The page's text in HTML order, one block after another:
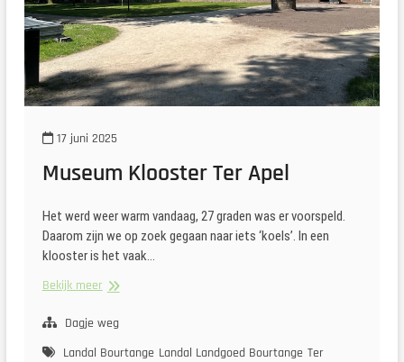
17 juni 2025
Museum Klooster Ter Apel
Het werd weer warm vandaag, 27 graden was er voorspeld.
Daarom zijn we op zoek gegaan naar iets ‘koels’. In een
klooster is het vaak…
Bekijk meerMuseum
Ter
Dagje weg
Landal Bourtange Landal Landgoed Bourtange Ter